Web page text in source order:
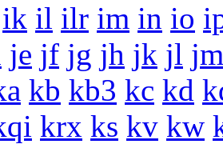
ik il ilr im in io
je jf jg jh jk jl jm
kb kb3 kc kd
krx ks kv kw